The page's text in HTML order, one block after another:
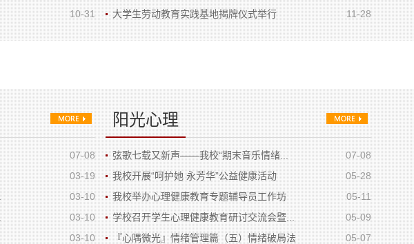
10-31
11-28
大学生劳动教育实践基地揭牌仪式举行
阳光心理
07-08
弦歌七载又新声——我校“期末音乐情绪...
05-28
我校开展“呵护她 永芳华”公益健康活动
05-11
我校举办心理健康教育专题辅导员工作坊
05-09
学校召开学生心理健康教育研讨交流会暨...
05-07
『心隅微光』情绪管理篇（五）情绪破局法
07-08
03-19
03-10
03-10
03-10